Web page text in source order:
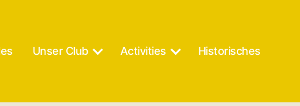
Unser Club Activities Historisches